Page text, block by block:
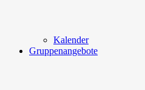
Kalender
Gruppenangebote